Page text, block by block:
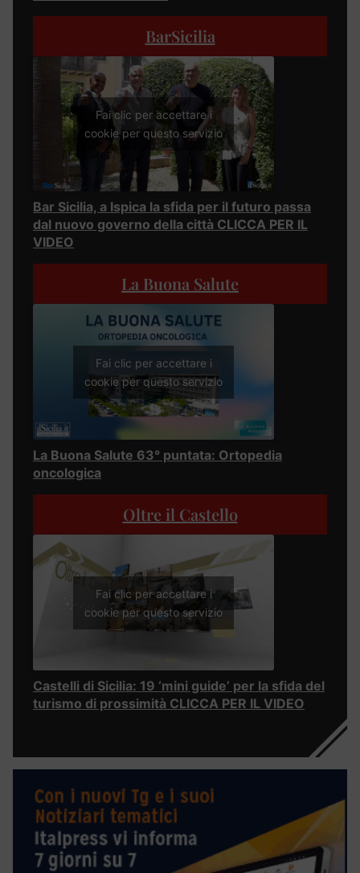
BarSicilia
Fai clic per accettare i
cookie per questo servizio
Bar Sicilia, a Ispica la sfida per il futuro passa
dal nuovo governo della città CLICCA PER IL
VIDEO
La Buona Salute
Fai clic per accettare i
cookie per questo servizio
La Buona Salute 63° puntata: Ortopedia
oncologica
Oltre il Castello
Fai clic per accettare i
cookie per questo servizio
Castelli di Sicilia: 19 ‘mini guide’ per la sfida del
turismo di prossimità CLICCA PER IL VIDEO